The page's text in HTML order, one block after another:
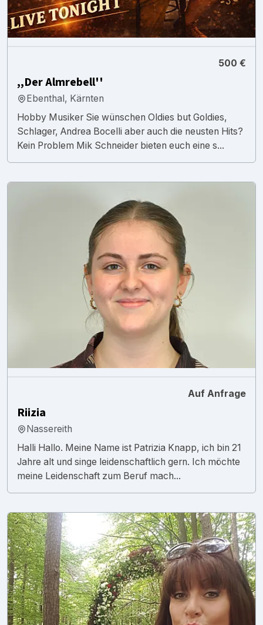
500 €
,,Der Almrebell''
Ebenthal, Kärnten
Hobby Musiker Sie wünschen Oldies but Goldies,
Schlager, Andrea Bocelli aber auch die neusten Hits?
Kein Problem Mik Schneider bieten euch eine s...
Auf Anfrage
Riizia
Nassereith
Halli Hallo. Meine Name ist Patrizia Knapp, ich bin 21
Jahre alt und singe leidenschaftlich gern. Ich möchte
meine Leidenschaft zum Beruf mach...